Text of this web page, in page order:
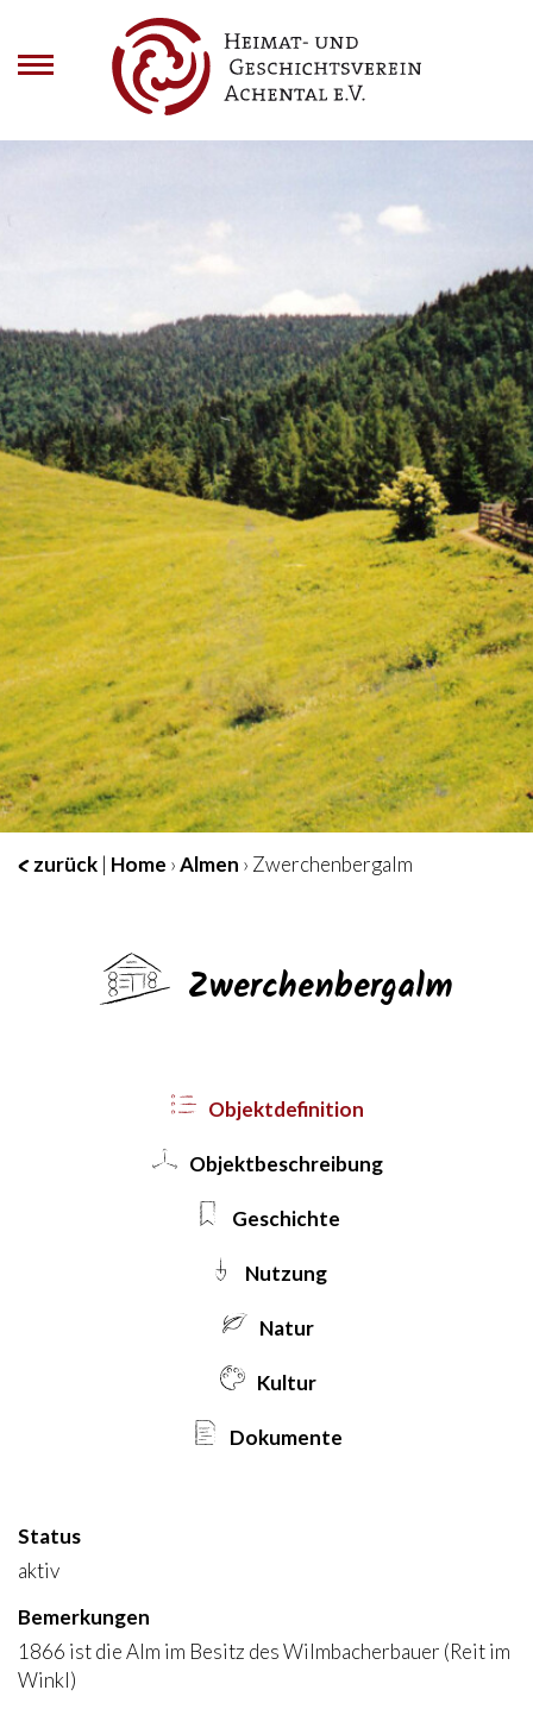
zurück | Home ›Almen › Zwerchenbergalm
Zwerchenbergalm
Objekt­definition
Objekt­beschreibung
Geschichte
Nutzung
Natur
Kultur
Dokumente
Status
aktiv
Bemerkungen
1866 ist die Alm im Besitz des Wilmbacherbauer (Reit im
Winkl)